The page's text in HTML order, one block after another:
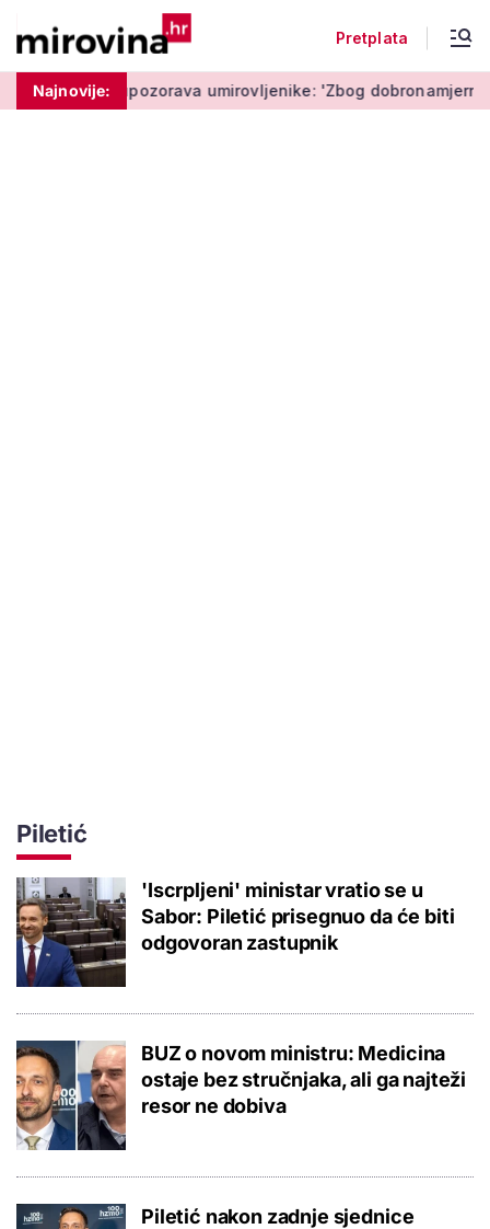
Pretplata
Najnovije:
Policija upozorava umirovljenike: 'Zbog dobronamjernosti
Piletić
'Iscrpljeni' ministar vratio se u
Sabor: Piletić prisegnuo da će biti
odgovoran zastupnik
BUZ o novom ministru: Medicina
ostaje bez stručnjaka, ali ga najteži
resor ne dobiva
Piletić nakon zadnje sjednice